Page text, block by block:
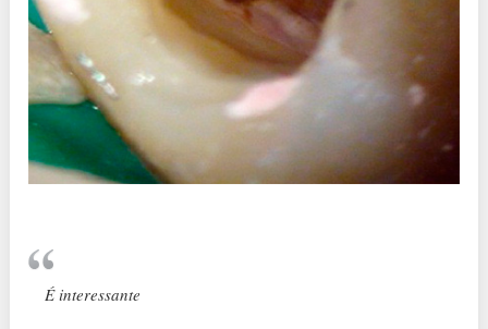
É interessante